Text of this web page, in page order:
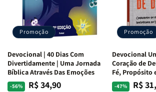
Penkal
Promoção
Devocional | 40 Dias Com
Divertidamente | Uma Jornada
Bíblica Através Das Emoções
-56%
Preço
PreçoR$ 34,90
Promoção
Devocional
Coração de
Fé, Propósito
Deus
-47%
Preço
PreçoR$